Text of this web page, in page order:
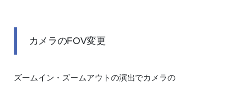
カメラのFOV変更
ズームイン・ズームアウトの演出でカメラの